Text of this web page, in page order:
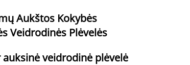
Aukštos Kokybės
Veidrodinės Plėvelės
veidrodinė plėvelė